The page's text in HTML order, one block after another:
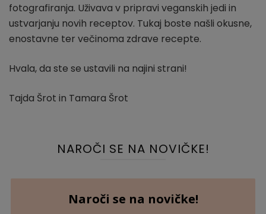
fotografiranja. Uživava v pripravi veganskih jedi in
ustvarjanju novih receptov. Tukaj boste našli okusne,
enostavne ter večinoma zdrave recepte.
Hvala, da ste se ustavili na najini strani!
Tajda Šrot in Tamara Šrot
NAROČI SE NA NOVIČKE!
Naroči se na novičke!